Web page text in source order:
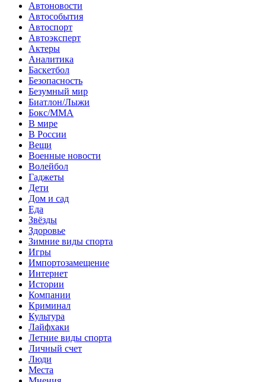
Автоновости
Автособытия
Автоспорт
Автоэксперт
Актеры
Аналитика
Баскетбол
Безопасность
Безумный мир
Биатлон/Лыжи
Бокс/MMA
В мире
В России
Вещи
Военные новости
Волейбол
Гаджеты
Дети
Дом и сад
Еда
Звёзды
Здоровье
Зимние виды спорта
Игры
Импортозамещение
Интернет
Истории
Компании
Криминал
Культура
Лайфхаки
Летние виды спорта
Личный счет
Люди
Места